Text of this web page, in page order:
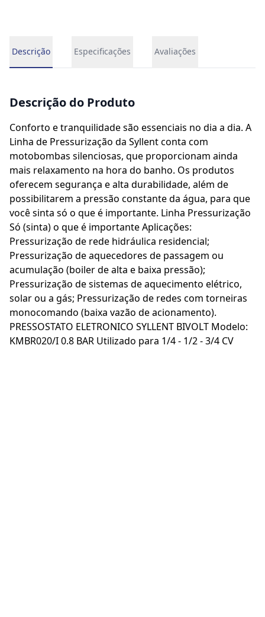
Descrição Especificações Avaliações
Descrição do Produto
Conforto e tranquilidade são essenciais no dia a dia. A
Linha de Pressurização da Syllent conta com
motobombas silenciosas, que proporcionam ainda
mais relaxamento na hora do banho. Os produtos
oferecem segurança e alta durabilidade, além de
possibilitarem a pressão constante da água, para que
você sinta só o que é importante. Linha Pressurização
Só (sinta) o que é importante Aplicações:
Pressurização de rede hidráulica residencial;
Pressurização de aquecedores de passagem ou
acumulação (boiler de alta e baixa pressão);
Pressurização de sistemas de aquecimento elétrico,
solar ou a gás; Pressurização de redes com torneiras
monocomando (baixa vazão de acionamento).
PRESSOSTATO ELETRONICO SYLLENT BIVOLT Modelo:
KMBR020/I 0.8 BAR Utilizado para 1/4 - 1/2 - 3/4 CV